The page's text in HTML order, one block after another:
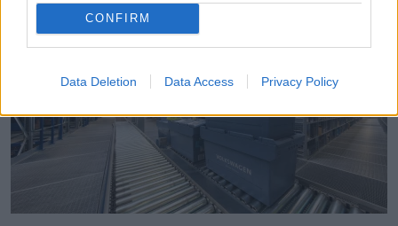
CONFIRM
Data Deletion Data Access Privacy Policy